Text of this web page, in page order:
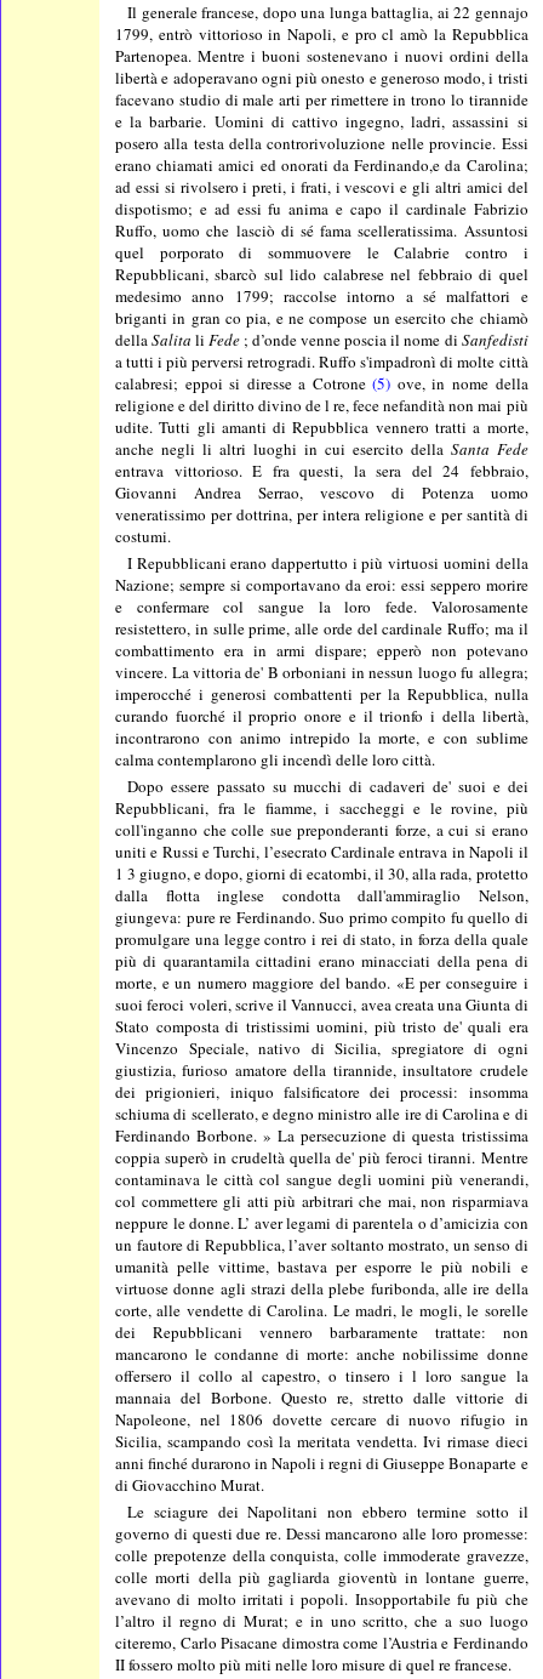
Il generale francese, dopo una lunga battaglia, ai 22 gennajo
1799, entrò vittorioso in Napoli, e pro cl amò la Repubblica
Partenopea. Mentre i buoni sostenevano i nuovi ordini della
libertà e adoperavano ogni più onesto e generoso modo, i tristi
facevano studio di male arti per rimettere in trono lo tirannide
e la barbarie. Uomini di cattivo ingegno, ladri, assassini si
posero alla testa della controrivoluzione nelle provincie. Essi
erano chiamati amici ed onorati da Ferdinando,e da Carolina;
ad essi si rivolsero i preti, i frati, i vescovi e gli altri amici del
dispotismo; e ad essi fu anima e capo il cardinale Fabrizio
Ruffo, uomo che lasciò di sé fama scelleratissima. Assuntosi
quel porporato di sommuovere le Calabrie contro i
Repubblicani, sbarcò sul lido calabrese nel febbraio di quel
medesimo anno 1799; raccolse intorno a sé malfattori e
briganti in gran co pia, e ne compose un esercito che chiamò
dellaSalitaliFede ; d’onde venne poscia il nome di Sanfedisti
a tutti i più perversi retrogradi. Ruffo s'impadronì di molte città
calabresi; eppoi si diresse a Cotrone(5) ove, in nome della
religione e del diritto divino de l re, fece nefandità non mai più
udite. Tutti gli amanti di Repubblica vennero tratti a morte,
anche negli li altri luoghi in cui esercito della Santa Fede
entrava vittorioso. E fra questi, la sera del 24 febbraio,
Giovanni Andrea Serrao, vescovo di Potenza uomo
veneratissimo per dottrina, per intera religione e per santità di
costumi.
I Repubblicani erano dappertutto i più virtuosi uomini della
Nazione; sempre si comportavano da eroi: essi seppero morire
e confermare col sangue la loro fede. Valorosamente
resistettero, in sulle prime, alle orde del cardinale Ruffo; ma il
combattimento era in armi dispare; epperò non potevano
vincere. La vittoria de' B orboniani in nessun luogo fu allegra;
imperocché i generosi combattenti per la Repubblica, nulla
curando fuorché il proprio onore e il trionfo i della libertà,
incontrarono con animo intrepido la morte, e con sublime
calma contemplarono gli incendì delle loro città.
Dopo essere passato su mucchi di cadaveri de' suoi e dei
Repubblicani, fra le fiamme, i saccheggi e le rovine, più
coll'inganno che colle sue preponderanti forze, a cui si erano
uniti e Russi e Turchi, l’esecrato Cardinale entrava in Napoli il
1 3 giugno, e dopo, giorni di ecatombi, il 30, alla rada, protetto
dalla flotta inglese condotta dall'ammiraglio Nelson,
giungeva: pure re Ferdinando. Suo primo compito fu quello di
promulgare una legge contro i rei di stato, in forza della quale
più di quarantamila cittadini erano minacciati della pena di
morte, e un numero maggiore del bando. «E per conseguire i
suoi feroci voleri, scrive il Vannucci, avea creata una Giunta di
Stato composta di tristissimi uomini, più tristo de' quali era
Vincenzo Speciale, nativo di Sicilia, spregiatore di ogni
giustizia, furioso amatore della tirannide, insultatore crudele
dei prigionieri, iniquo falsificatore dei processi: insomma
schiuma di scellerato, e degno ministro alle ire di Carolina e di
Ferdinando Borbone. » La persecuzione di questa tristissima
coppia superò in crudeltà quella de' più feroci tiranni. Mentre
contaminava le città col sangue degli uomini più venerandi,
col commettere gli atti più arbitrari che mai, non risparmiava
neppure le donne. L’ aver legami di parentela o d’amicizia con
un fautore di Repubblica, l’aver soltanto mostrato, un senso di
umanità pelle vittime, bastava per esporre le più nobili e
virtuose donne agli strazi della plebe furibonda, alle ire della
corte, alle vendette di Carolina. Le madri, le mogli, le sorelle
dei Repubblicani vennero barbaramente trattate: non
mancarono le condanne di morte: anche nobilissime donne
offersero il collo al capestro, o tinsero i l loro sangue la
mannaia del Borbone. Questo re, stretto dalle vittorie di
Napoleone, nel 1806 dovette cercare di nuovo rifugio in
Sicilia, scampando così la meritata vendetta. Ivi rimase dieci
anni finché durarono in Napoli i regni di Giuseppe Bonaparte e
di Giovacchino Murat.
Le sciagure dei Napolitani non ebbero termine sotto il
governo di questi due re. Dessi mancarono alle loro promesse:
colle prepotenze della conquista, colle immoderate gravezze,
colle morti della più gagliarda gioventù in lontane guerre,
avevano di molto irritati i popoli. Insopportabile fu più che
l’altro il regno di Murat; e in uno scritto, che a suo luogo
citeremo, Carlo Pisacane dimostra come l’Austria e Ferdinando
II fossero molto più miti nelle loro misure di quel re francese.